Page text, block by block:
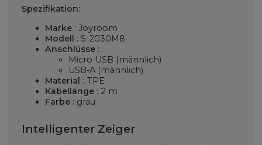
Spezifikation:
Marke : Joyroom
Modell : S-2030M8
Anschlüsse :
Micro-USB (männlich)
USB-A (männlich)
Material : TPE
Kabellänge : 2 m
Farbe : grau
Intelligenter Zeiger